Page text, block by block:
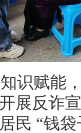
识赋能
展反诈
民 “钱